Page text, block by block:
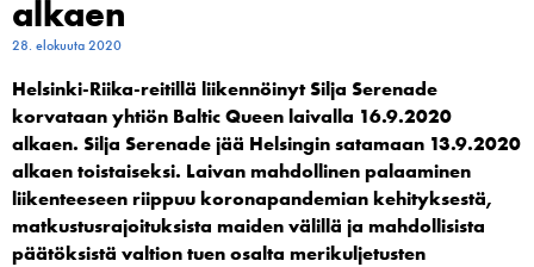
alkaen
28. elokuuta 2020
Helsinki-Riika-reitillä liikennöinyt Silja Serenade
korvataan yhtiön Baltic Queen laivalla 16.9.2020
alkaen. Silja Serenade jää Helsingin satamaan 13.9.2020
alkaen toistaiseksi. Laivan mahdollinen palaaminen
liikenteeseen riippuu koronapandemian kehityksestä,
matkustusrajoituksista maiden välillä ja mahdollisista
päätöksistä valtion tuen osalta merikuljetusten